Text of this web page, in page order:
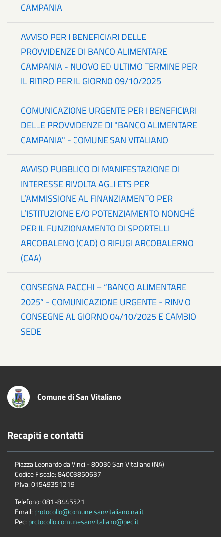
CAMPANIA
AVVISO PER I BENEFICIARI DELLE
PROVVIDENZE DI BANCO ALIMENTARE
CAMPANIA - NUOVO ED ULTIMO TERMINE PER
IL RITIRO PER IL GIORNO 09/10/2025
COMUNICAZIONE URGENTE PER I BENEFICIARI
DELLE PROVVIDENZE DI "BANCO ALIMENTARE
CAMPANIA" - COMUNE SAN VITALIANO
AVVISO PUBBLICO DI MANIFESTAZIONE DI
INTERESSE RIVOLTA AGLI ETS PER
L’AMMISSIONE AL FINANZIAMENTO PER
L’ISTITUZIONE E/O POTENZIAMENTO NONCHÉ
PER IL FUNZIONAMENTO DI SPORTELLI
ARCOBALENO (CAD) O RIFUGI ARCOBALERNO
(CAA)
CONSEGNA PACCHI – “BANCO ALIMENTARE
2025” - COMUNICAZIONE URGENTE - RINVIO
CONSEGNE AL GIORNO 04/10/2025 E CAMBIO
SEDE
Comune di San Vitaliano
Recapiti e contatti
Piazza Leonardo da Vinci - 80030 San Vitaliano (NA)
Codice Fiscale:84003850637
P.Iva:01549351219
Telefono:081-8445521
Email: protocollo@comune.sanvitaliano.na.it
Pec: protocollo.comunesanvitaliano@pec.it